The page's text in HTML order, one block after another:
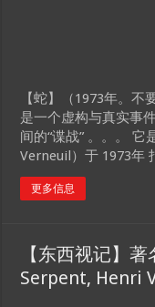
【蛇】（1973年。不
是一个虚构与真实事
间的“谍战” 。。。 它
Verneuil）于 1973年
更多信息
【东西视记】
Serpent, Henri